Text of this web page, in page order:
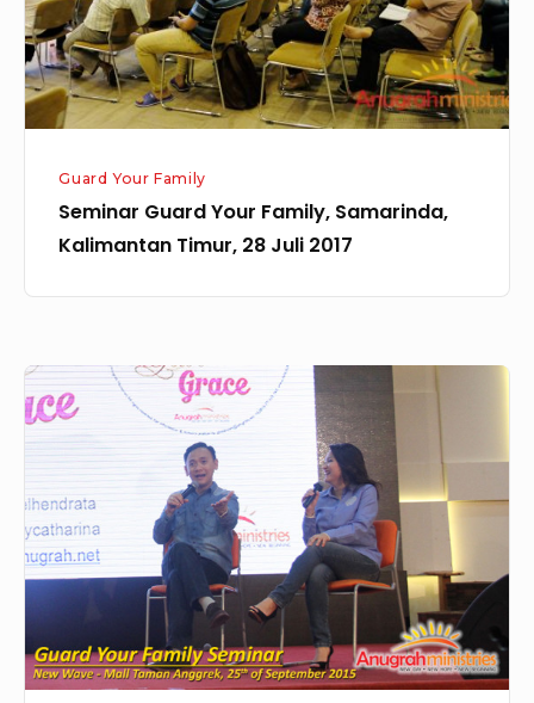
Timur,
28
Juli
2017
Guard Your Family
Seminar Guard Your Family, Samarinda,
Kalimantan Timur, 28 Juli 2017
Guard
Your
Family
New
Wave,
Mall
Taman
Anggrek,
Jakarta,